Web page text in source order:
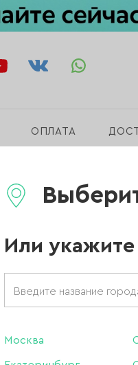
Или укажите
Москва
ОПЛАТА
Бренд